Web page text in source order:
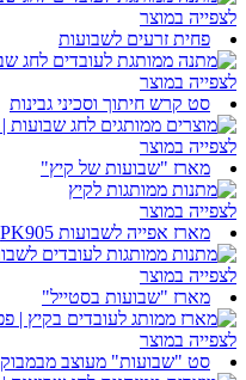
לצפייה במוצר
פחית זרעים לשבועות
לצפייה במוצר
סט קרש חיתוך וסכיני גבינות
לצפייה במוצר
מארז "שבועות של קיץ"
לצפייה במוצר
מארז אפייה לשבועות PK905
לצפייה במוצר
מארז "שבועות בסטייל"
לצפייה במוצר
סט "שבועות" מעוצב מבמבוק